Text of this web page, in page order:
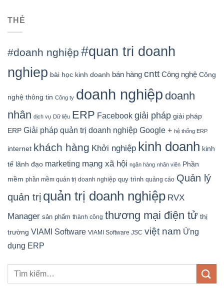
THẺ
#doanh nghiệp #quan tri doanh
nghiep bài học kinh doanh bán hàng cntt Công nghệ Công
nghệ thông tin Công ty doanh nghiệp doanh
nhân dịch vụ Dữ liệu ERP Facebook giải pháp giải pháp
ERP Giải pháp quản trị doanh nghiệp Google + hệ thống ERP
internet khách hàng Khởi nghiệp kinh doanh kinh
tế lãnh đạo marketing mạng xã hội ngân hàng nhân viên Phần
mềm phần mềm quản trị doanh nghiệp quy trình quảng cáo Quản lý
quản trị quản trị doanh nghiệp RVX
Manager sản phẩm thành công thương mại điện tử thị
trường VIAMI Software VIAMI Software JSC việt nam Ứng
dụng ERP